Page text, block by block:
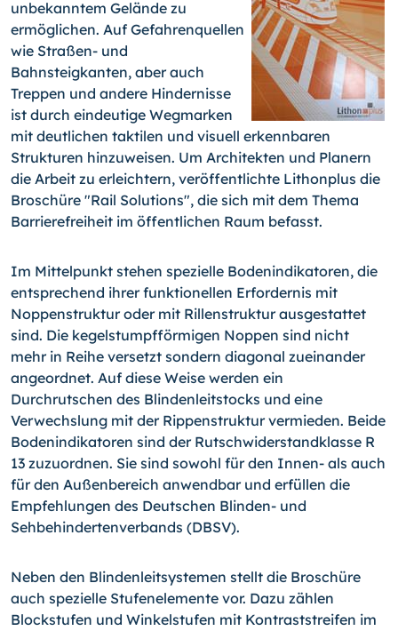
unbekanntem Gelände zu
ermöglichen. Auf Gefahrenquellen
wie Straßen- und
Bahnsteigkanten, aber auch
Treppen und andere Hindernisse
ist durch eindeutige Wegmarken
mit deutlichen taktilen und visuell erkennbaren
Strukturen hinzuweisen. Um Architekten und Planern
die Arbeit zu erleichtern, veröffentlichte Lithonplus die
Broschüre "Rail Solutions", die sich mit dem Thema
Barrierefreiheit im öffentlichen Raum befasst.
Im Mittelpunkt stehen spezielle Bodenindikatoren, die
entsprechend ihrer funktionellen Erfordernis mit
Noppenstruktur oder mit Rillenstruktur ausgestattet
sind. Die kegelstumpfförmigen Noppen sind nicht
mehr in Reihe versetzt sondern diagonal zueinander
angeordnet. Auf diese Weise werden ein
Durchrutschen des Blindenleitstocks und eine
Verwechslung mit der Rippenstruktur vermieden. Beide
Bodenindikatoren sind der Rutschwiderstandklasse R
13 zuzuordnen. Sie sind sowohl für den Innen- als auch
für den Außenbereich anwendbar und erfüllen die
Empfehlungen des Deutschen Blinden- und
Sehbehindertenverbands (DBSV).
Neben den Blindenleitsystemen stellt die Broschüre
auch spezielle Stufenelemente vor. Dazu zählen
Blockstufen und Winkelstufen mit Kontraststreifen im